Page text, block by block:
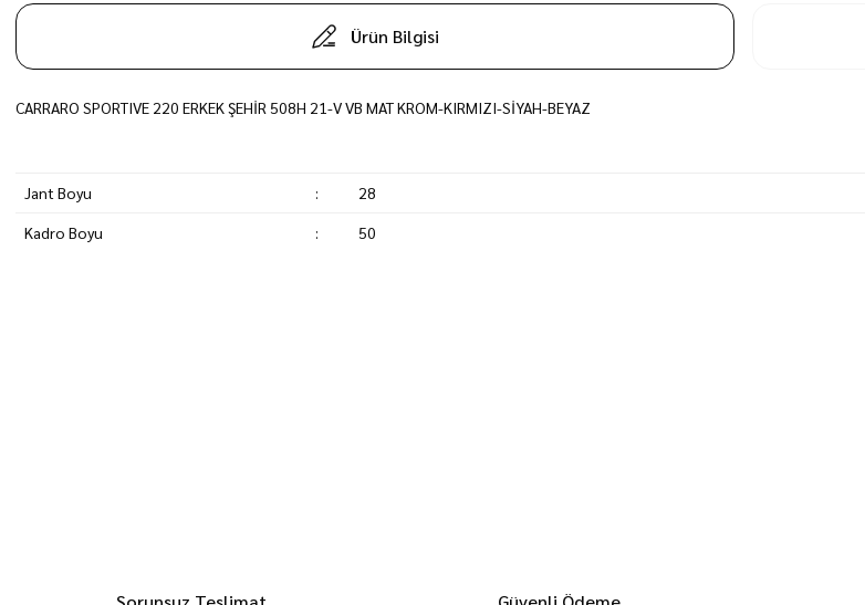
Ürün Bilgisi
CARRARO SPORTIVE 220 ERKEK ŞEHİR 508H 21-V VB MAT KROM-KIRMIZI-SİYAH-BEYAZ
Jant Boyu :
28
Kadro Boyu
: 50